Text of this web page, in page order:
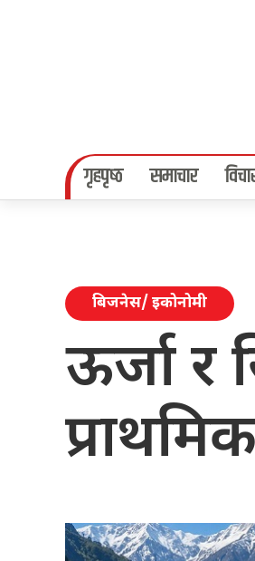
गृहपृष्‍ठ समाचार
बिजनेस/ इकोनोमी
ऊर्जा र